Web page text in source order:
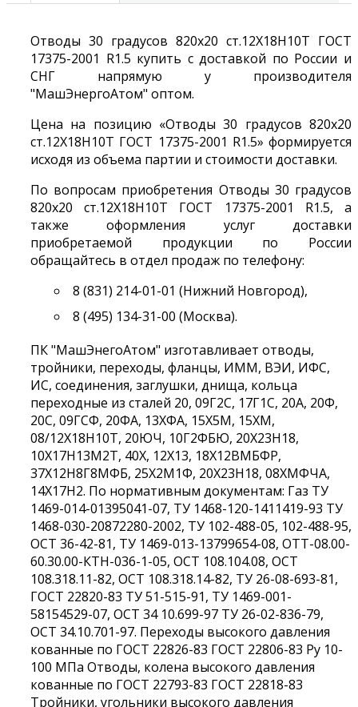
Отводы 30 градусов 820х20 ст.12Х18Н10Т ГОСТ
17375-2001 R1.5 купить с доставкой по России и
СНГ напрямую у производителя
"МашЭнергоАтом" оптом.
Цена на позицию «Отводы 30 градусов 820х20
ст.12Х18Н10Т ГОСТ 17375-2001 R1.5» формируется
исходя из объема партии и стоимости доставки.
По вопросам приобретения Отводы 30 градусов
820х20 ст.12Х18Н10Т ГОСТ 17375-2001 R1.5, а
также оформления услуг доставки
приобретаемой продукции по России
обращайтесь в отдел продаж по телефону:
8 (831) 214-01-01 (Нижний Новгород),
8 (495) 134-31-00 (Москва).
ПК "МашЭнегоАтом" изготавливает отводы,
тройники, переходы, фланцы, ИММ, ВЭИ, ИФС,
ИС, соединения, заглушки, днища, кольца
переходные из сталей 20, 09Г2С, 17Г1С, 20А, 20Ф,
20С, 09ГСФ, 20ФА, 13ХФА, 15Х5М, 15ХМ,
08/12Х18Н10Т, 20ЮЧ, 10Г2ФБЮ, 20Х23Н18,
10Х17Н13М2Т, 40Х, 12Х13, 18Х12ВМБФР,
37Х12Н8Г8МФБ, 25Х2М1Ф, 20Х23Н18, 08ХМФЧА,
14Х17Н2. По нормативным документам: Газ ТУ
1469-014-01395041-07, ТУ 1468-120-1411419-93 ТУ
1468-030-20872280-2002, ТУ 102-488-05, 102-488-95,
ОСТ 36-42-81, ТУ 1469-013-13799654-08, ОТТ-08.00-
60.30.00-КТН-036-1-05, ОСТ 108.104.08, ОСТ
108.318.11-82, ОСТ 108.318.14-82, ТУ 26-08-693-81,
ГОСТ 22820-83 ТУ 51-515-91, ТУ 1469-001-
58154529-07, ОСТ 34 10.699-97 ТУ 26-02-836-79,
ОСТ 34.10.701-97. Переходы высокого давления
кованные по ГОСТ 22826-83 ГОСТ 22806-83 Ру 10-
100 МПа Отводы, колена высокого давления
кованные по ГОСТ 22793-83 ГОСТ 22818-83
Тройники, угольники высокого давления